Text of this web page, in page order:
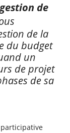
de
de la
du budget
un
de projet
de sa